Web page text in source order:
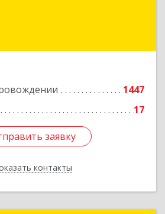
1447
17
заявку
контакты
обл, Липецк г, Советская ул,
заявку
Назад